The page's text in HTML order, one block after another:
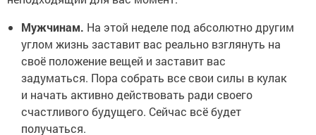
Мужчинам. На этой неделе под абсолютно другим
углом жизнь заставит вас реально взглянуть на
своё положение вещей и заставит вас
задуматься. Пора собрать все свои силы в кулак
и начать активно действовать ради своего
счастливого будущего. Сейчас всё будет
получаться.